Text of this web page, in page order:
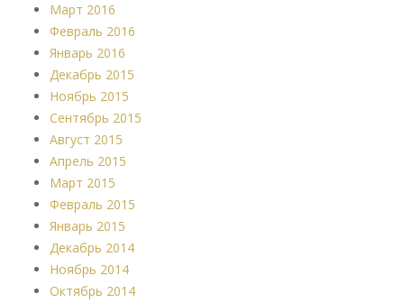
Март 2016
Февраль 2016
Январь 2016
Декабрь 2015
Ноябрь 2015
Сентябрь 2015
Август 2015
Апрель 2015
Март 2015
Февраль 2015
Январь 2015
Декабрь 2014
Ноябрь 2014
Октябрь 2014